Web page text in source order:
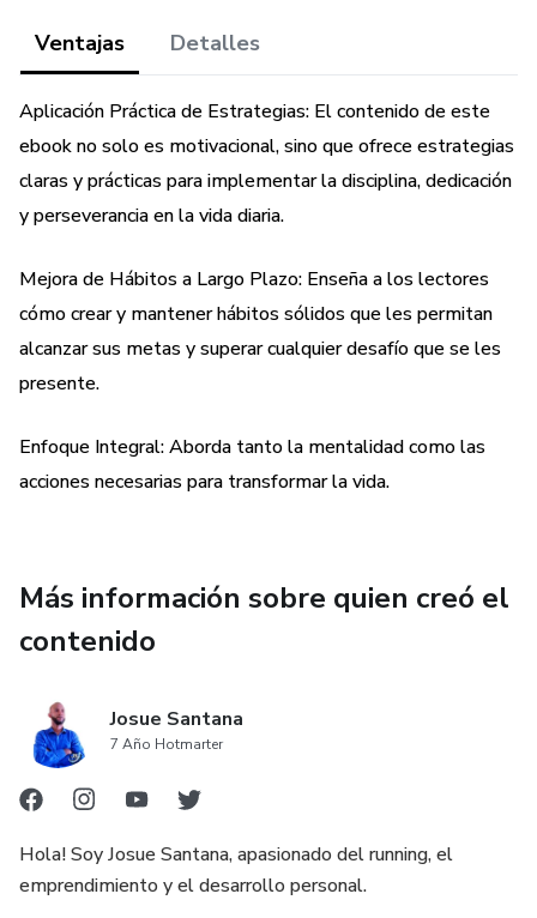
Construir hábitos sólidos que fortalezcan tu disciplina.
Superar los obstáculos más comunes que te desvían de tu
Mantenerte motivado y persistente, incluso cuando
enfrentes dificultades.
Además, hemos incluido una primera parte gratuita para
inmediato y comenzar a ver los resultados.
¡No esperes más! Da el primer paso hacia el éxito con DDP
está enfocada y tu determinación es inquebrantable.
Ventajas Detalles
Aplicación Práctica de Estrategias: El contenido de este
ebook no solo es motivacional, sino que ofrece estrategias
claras y prácticas para implementar la disciplina, dedicación
y perseverancia en la vida diaria.
Mejora de Hábitos a Largo Plazo: Enseña a los lectores
cómo crear y mantener hábitos sólidos que les permitan
alcanzar sus metas y superar cualquier desafío que se les
presente.
Enfoque Integral: Aborda tanto la mentalidad como las
acciones necesarias para transformar la vida.
Más información sobre quien creó el
contenido
Josue Santana
7 Año Hotmarter
Hola! Soy Josue Santana, apasionado del running, el
emprendimiento y el desarrollo personal.